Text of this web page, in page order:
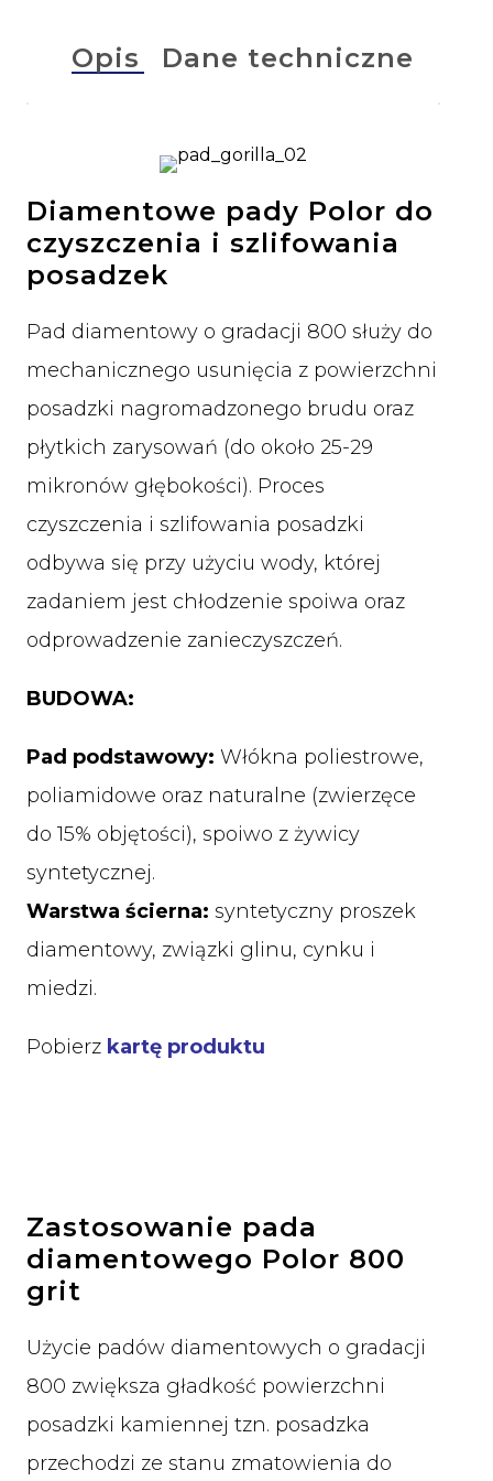
Opis Dane techniczne
Diamentowe pady Polor do
czyszczenia i szlifowania
posadzek
Pad diamentowy o gradacji 800 służy do
mechanicznego usunięcia z powierzchni
posadzki nagromadzonego brudu oraz
płytkich zarysowań (do około 25-29
mikronów głębokości). Proces
czyszczenia i szlifowania posadzki
odbywa się przy użyciu wody, której
zadaniem jest chłodzenie spoiwa oraz
odprowadzenie zanieczyszczeń.
BUDOWA:
Pad podstawowy: Włókna poliestrowe,
poliamidowe oraz naturalne (zwierzęce
do 15% objętości), spoiwo z żywicy
syntetycznej.
Warstwa ścierna: syntetyczny proszek
diamentowy, związki glinu, cynku i
miedzi.
Pobierz kartę produktu
Zastosowanie pada
diamentowego Polor 800
grit
Użycie padów diamentowych o gradacji
800 zwiększa gładkość powierzchni
posadzki kamiennej tzn. posadzka
przechodzi ze stanu zmatowienia do